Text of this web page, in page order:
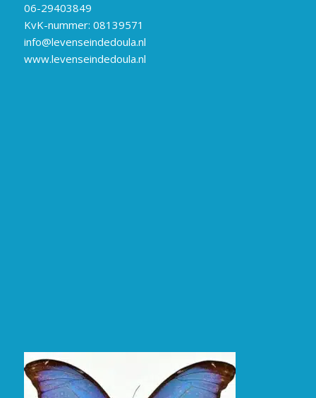
06-29403849
KvK-nummer: 08139571
info@levenseindedoula.nl
www.levenseindedoula.nl